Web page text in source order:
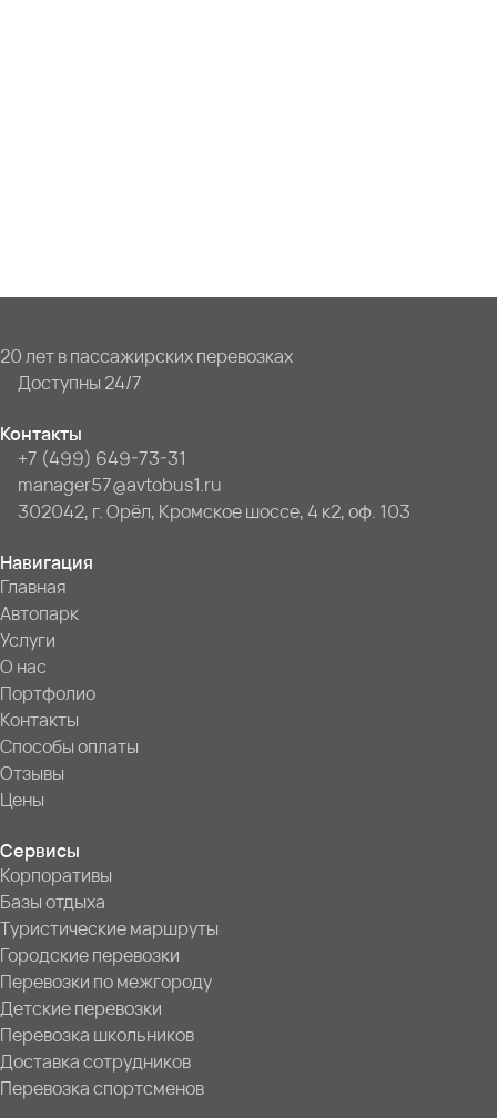
20 лет в пассажирских перевозках
Доступны 24/7
Контакты
+7 (499) 649-73-31
manager57@avtobus1.ru
302042, г. Орёл, Кромское шоссе, 4 к2, оф. 103
Навигация
Главная
Автопарк
Услуги
О нас
Портфолио
Контакты
Способы оплаты
Отзывы
Цены
Сервисы
Корпоративы
Базы отдыха
Туристические маршруты
Городские перевозки
Перевозки по межгороду
Детские перевозки
Перевозка школьников
Доставка сотрудников
Перевозка спортсменов